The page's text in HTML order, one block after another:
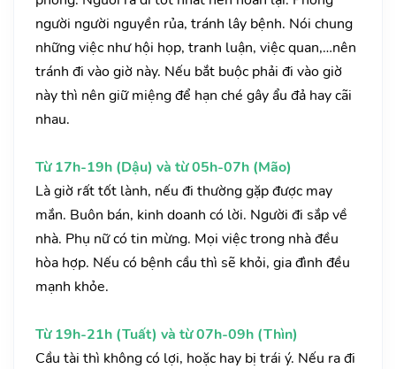
người người nguyền rủa, tránh lây bệnh. Nói chung
những việc như hội họp, tranh luận, việc quan,…nên
tránh đi vào giờ này. Nếu bắt buộc phải đi vào giờ
này thì nên giữ miệng để hạn ché gây ẩu đả hay cãi
nhau.
Từ 17h-19h (Dậu) và từ 05h-07h (Mão)
Là giờ rất tốt lành, nếu đi thường gặp được may
mắn. Buôn bán, kinh doanh có lời. Người đi sắp về
nhà. Phụ nữ có tin mừng. Mọi việc trong nhà đều
hòa hợp. Nếu có bệnh cầu thì sẽ khỏi, gia đình đều
mạnh khỏe.
Từ 19h-21h (Tuất) và từ 07h-09h (Thìn)
Cầu tài thì không có lợi, hoặc hay bị trái ý. Nếu ra đi